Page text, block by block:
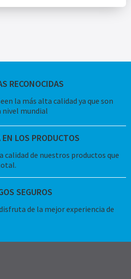
RECONOCIDAS
la más alta calidad ya que son
nivel mundial
LOS PRODUCTOS
calidad de nuestros productos que
SEGUROS
de la mejor experiencia de